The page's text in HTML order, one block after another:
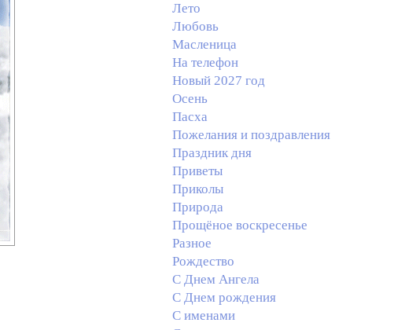
Лето
Любовь
Масленица
На телефон
Новый 2027 год
Осень
Пасха
Пожелания и поздравления
Праздник дня
Приветы
Приколы
Природа
Прощёное воскресенье
Разное
Рождество
С Днем Ангела
С Днем рождения
С именами